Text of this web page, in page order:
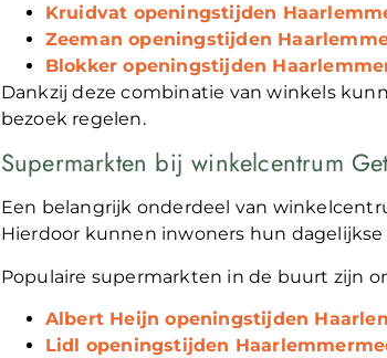
Kruidvat openingstijden
Zeeman openingstijden
Blokker openingstijden
Dankzij deze combinatie van winkels
bezoek regelen.
Supermarkten bij winkelcentrum
Een belangrijk onderdeel van
Hierdoor kunnen inwoners hun
Populaire supermarkten in de buurt zijn
Albert Heijn openingstijden
Lidl openingstijden